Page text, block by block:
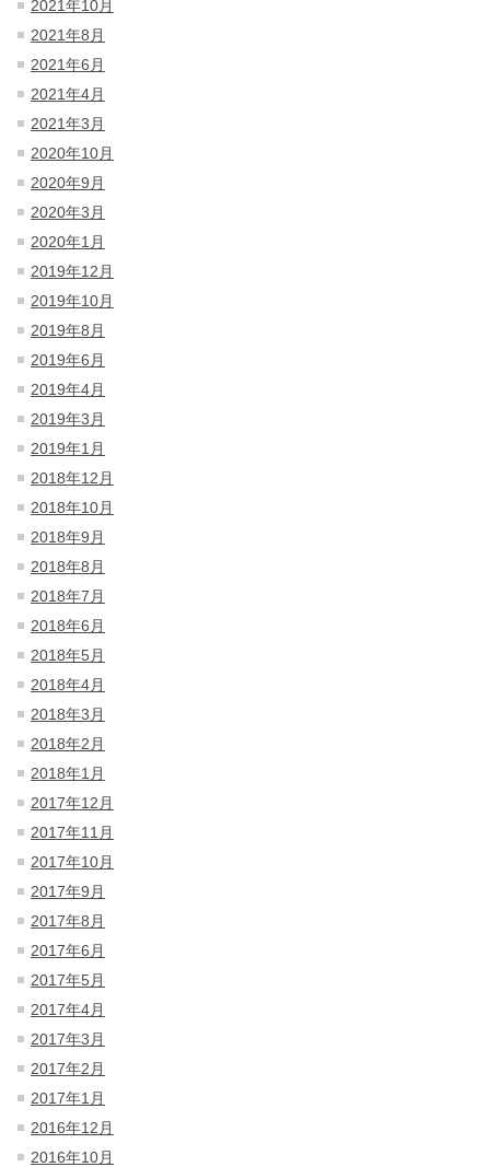
2021年10月
2021年8月
2021年6月
2021年4月
2021年3月
2020年10月
2020年9月
2020年3月
2020年1月
2019年12月
2019年10月
2019年8月
2019年6月
2019年4月
2019年3月
2019年1月
2018年12月
2018年10月
2018年9月
2018年8月
2018年7月
2018年6月
2018年5月
2018年4月
2018年3月
2018年2月
2018年1月
2017年12月
2017年11月
2017年10月
2017年9月
2017年8月
2017年6月
2017年5月
2017年4月
2017年3月
2017年2月
2017年1月
2016年12月
2016年10月